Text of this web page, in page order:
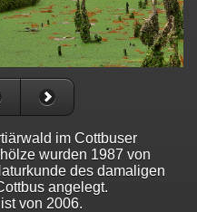
im Cottbuser
wurden 1987 von
des damaligen
angelegt.
von 2006.